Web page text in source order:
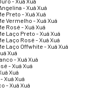
- Xuá Xuá
Preto - Xuá Xuá
Vermelho - Xuá Xuá
Rosé - Xuá Xuá
Laço Preto - Xuá Xuá
Laço Rosé - Xuá Xuá
Laço Offwhite - Xuá Xuá
Xuá
- Xuá Xuá
- Xuá Xuá
Xuá
Xuá Xuá
- Xuá Xuá